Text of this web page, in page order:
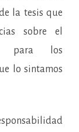
la tesis que
sobre el
para los
lo sintamos